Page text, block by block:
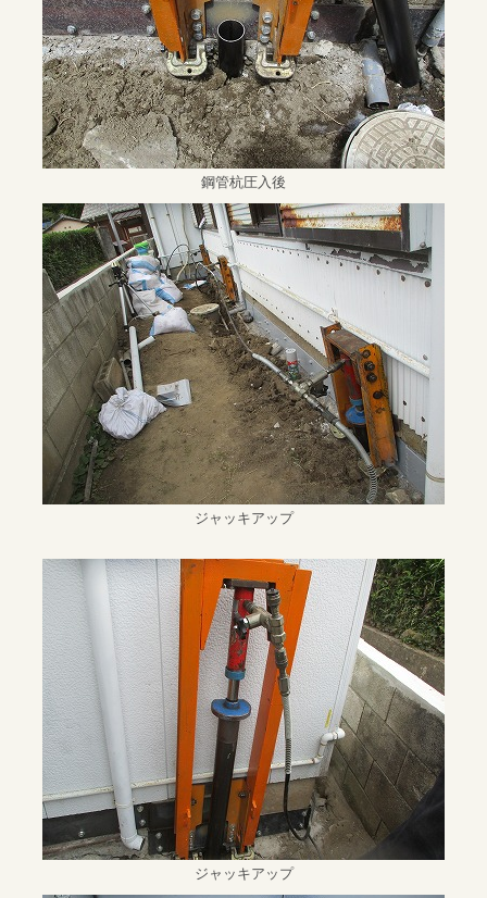
鋼管杭圧入後
ジャッキアップ
ジャッキアップ